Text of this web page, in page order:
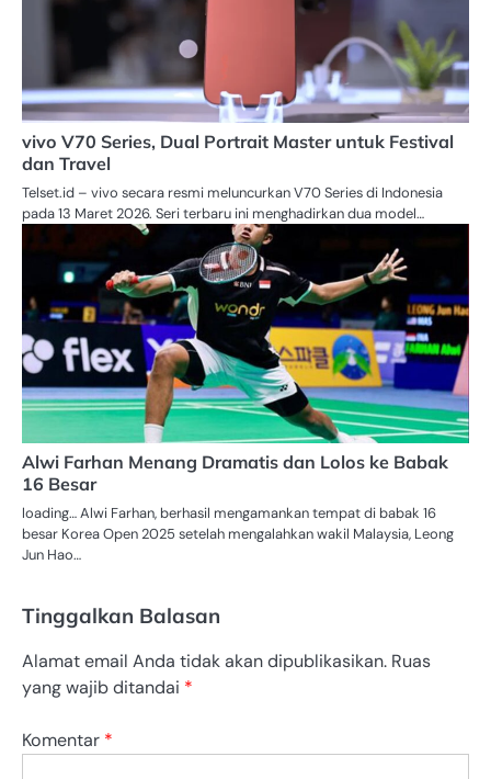
vivo V70 Series, Dual Portrait Master untuk Festival
dan Travel
Telset.id – vivo secara resmi meluncurkan V70 Series di Indonesia
pada 13 Maret 2026. Seri terbaru ini menghadirkan dua model…
Alwi Farhan Menang Dramatis dan Lolos ke Babak
16 Besar
loading… Alwi Farhan, berhasil mengamankan tempat di babak 16
besar Korea Open 2025 setelah mengalahkan wakil Malaysia, Leong
Jun Hao…
Tinggalkan Balasan
Alamat email Anda tidak akan dipublikasikan. Ruas
yang wajib ditandai *
Komentar *